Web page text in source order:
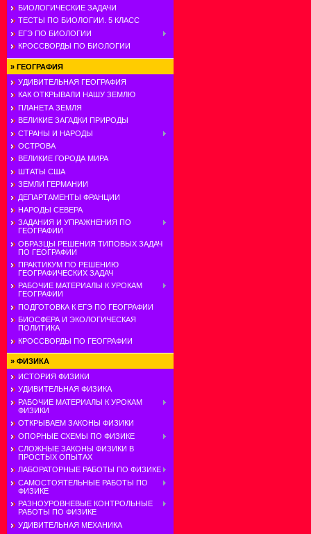
БИОЛОГИЧЕСКИЕ ЗАДАЧИ
ТЕСТЫ ПО БИОЛОГИИ. 5 КЛАСС
ЕГЭ ПО БИОЛОГИИ
КРОССВОРДЫ ПО БИОЛОГИИ
» ГЕОГРАФИЯ
УДИВИТЕЛЬНАЯ ГЕОГРАФИЯ
КАК ОТКРЫВАЛИ НАШУ ЗЕМЛЮ
ПЛАНЕТА ЗЕМЛЯ
ВЕЛИКИЕ ЗАГАДКИ ПРИРОДЫ
СТРАНЫ И НАРОДЫ
ОСТРОВА
ВЕЛИКИЕ ГОРОДА МИРА
ШТАТЫ США
ЗЕМЛИ ГЕРМАНИИ
ДЕПАРТАМЕНТЫ ФРАНЦИИ
НАРОДЫ СЕВЕРА
ЗАДАНИЯ И УПРАЖНЕНИЯ ПО
ГЕОГРАФИИ
ОБРАЗЦЫ РЕШЕНИЯ ТИПОВЫХ ЗАДАЧ
ПО ГЕОГРАФИИ
ПРАКТИКУМ ПО РЕШЕНИЮ
ГЕОГРАФИЧЕСКИХ ЗАДАЧ
РАБОЧИЕ МАТЕРИАЛЫ К УРОКАМ
ГЕОГРАФИИ
ПОДГОТОВКА К ЕГЭ ПО ГЕОГРАФИИ
БИОСФЕРА И ЭКОЛОГИЧЕСКАЯ
ПОЛИТИКА
КРОССВОРДЫ ПО ГЕОГРАФИИ
» ФИЗИКА
ИСТОРИЯ ФИЗИКИ
УДИВИТЕЛЬНАЯ ФИЗИКА
РАБОЧИЕ МАТЕРИАЛЫ К УРОКАМ
ФИЗИКИ
ОТКРЫВАЕМ ЗАКОНЫ ФИЗИКИ
ОПОРНЫЕ СХЕМЫ ПО ФИЗИКЕ
СЛОЖНЫЕ ЗАКОНЫ ФИЗИКИ В
ПРОСТЫХ ОПЫТАХ
ЛАБОРАТОРНЫЕ РАБОТЫ ПО ФИЗИКЕ
САМОСТОЯТЕЛЬНЫЕ РАБОТЫ ПО
ФИЗИКЕ
РАЗНОУРОВНЕВЫЕ КОНТРОЛЬНЫЕ
РАБОТЫ ПО ФИЗИКЕ
УДИВИТЕЛЬНАЯ МЕХАНИКА